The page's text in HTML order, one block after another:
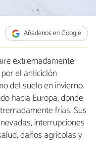
Añádenos en Google
extremadamente
el anticiclón
del suelo en invierno.
hacia Europa, donde
frías. Sus
interrupciones
daños agrícolas y